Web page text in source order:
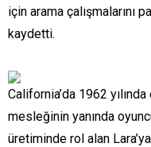
için arama çalışmalarını
kaydetti.
California’da 1962
mesleğinin yanında
üretiminde rol alan